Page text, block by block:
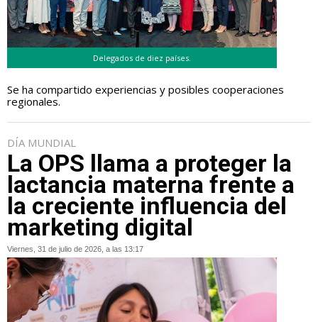
Delegados de diez países.
Se ha compartido experiencias y posibles cooperaciones
regionales.
DÍA MUNDIAL
La OPS llama a proteger la
lactancia materna frente a
la creciente influencia del
marketing digital
Viernes, 31 de julio de 2026, a las 13:17